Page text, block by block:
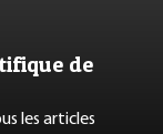
de
les articles